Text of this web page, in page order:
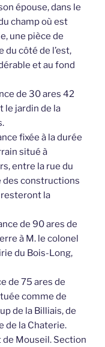
épouse, dans le
champ où est
une pièce de
du côté de l’est,
et au fond
de 30 ares 42
le jardin de la
fixée à la durée
situé à
entre la rue du
des constructions
resteront la
de 90 ares de
à M. le colonel
du Bois-Long,
de 75 ares de
comme de
de la Billiais, de
de la Chaterie.
Mouseil. Section